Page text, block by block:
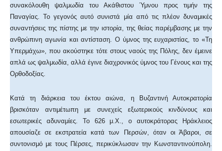
συνακόλουθη ψαλμωδία του Ακάθιστου Ύμνου προς τιμήν της
Παναγίας. Το γεγονός αυτό συνιστά μία από τις πλέον δυναμικές
συναντήσεις της πίστης με την ιστορία, της θείας παρέμβασης με την
ανθρώπινη αγωνία και αντίσταση. Ο ύμνος της ευχαριστίας, το «Τη
Υπερμάχω», που ακούστηκε τότε στους ναούς της Πόλης, δεν έμεινε
απλά ως ψαλμωδία, αλλά έγινε διαχρονικός ύμνος του Γένους και της
Ορθοδοξίας.
Κατά τη διάρκεια του έκτου αιώνα, η Βυζαντινή Αυτοκρατορία
βρισκόταν αντιμέτωπη με συνεχείς εξωτερικούς κινδύνους και
εσωτερικές αδυναμίες. Το 626 μ.Χ., ο αυτοκράτορας Ηράκλειος
απουσίαζε σε εκστρατεία κατά των Περσών, όταν οι Άβαροι, σε
συντονισμό με τους Πέρσες, περικύκλωσαν την Κωνσταντινούπολη.